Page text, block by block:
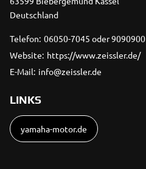
Deutschland
Telefon: 06050-7045 oder 9090900
Website: https://www.zeissler.de/
E-Mail: info@zeissler.de
LINKS
yamaha-motor.de